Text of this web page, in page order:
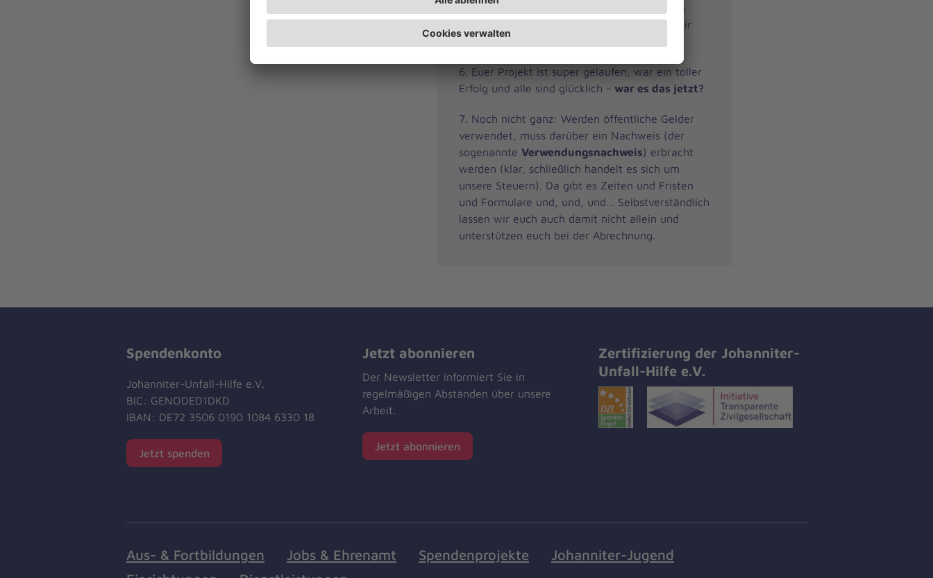
und durchführen. Ihr braucht dabei irgendwo
Hilfe? Sprecht uns an, wir helfen gern, wo wir
können.
6. Euer Projekt ist super gelaufen, war ein toller
Erfolg und alle sind glücklich - war es das jetzt?
7. Noch nicht ganz: Werden öffentliche Gelder
verwendet, muss darüber ein Nachweis (der
sogenannte Verwendungsnachweis) erbracht
werden (klar, schließlich handelt es sich um
unsere Steuern). Da gibt es Zeiten und Fristen
und Formulare und, und, und… Selbstverständlich
lassen wir euch auch damit nicht allein und
unterstützen euch bei der Abrechnung.
Spendenkonto
Johanniter-Unfall-Hilfe e.V.
BIC: GENODED1DKD
IBAN: DE72 3506 0190 1084 6330 18
Jetzt spenden
Jetzt abonnieren
Der Newsletter informiert Sie in
regelmäßigen Abständen über unsere
Arbeit.
Jetzt abonnieren
Zertifizierung der Johanniter-
Unfall-Hilfe e.V.
Aus- & Fortbildungen Jobs & Ehrenamt Spendenprojekte
Johanniter-Jugend